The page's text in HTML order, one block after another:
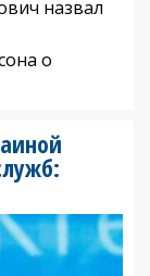
назвал
о